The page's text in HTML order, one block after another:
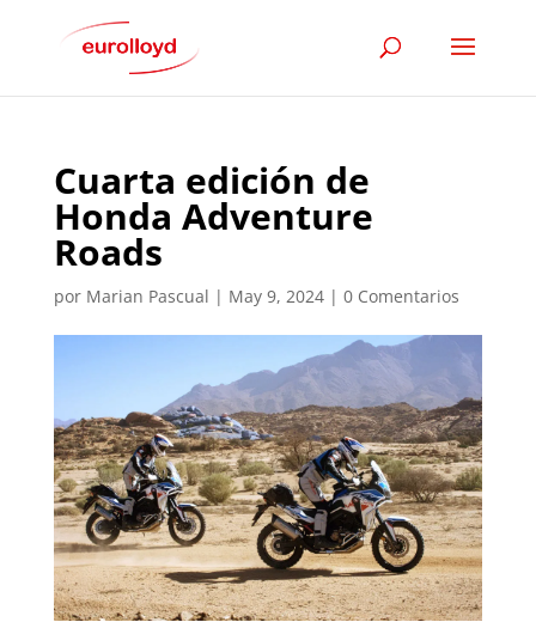
Cuarta edición de
Honda Adventure
Roads
por Marian Pascual | May 9, 2024| 0 Comentarios